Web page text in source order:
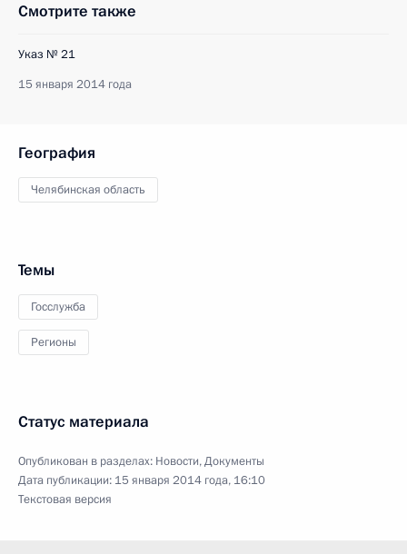
Смотрите также
Указ № 21
15 января 2014 года
География
Челябинская область
Темы
Госслужба
Регионы
Статус материала
Опубликован в разделах: Новости,Документы
Дата публикации: 15 января 2014 года, 16:10
Текстовая версия